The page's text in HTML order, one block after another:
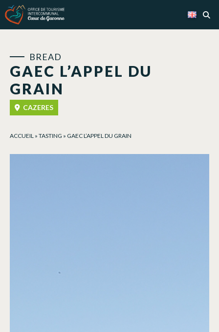
GAEC L’APPEL DU
GRAIN
BREAD
CAZERES
ACCUEIL » TASTING » GAEC L’APPEL DU GRAIN
Cookies management panel